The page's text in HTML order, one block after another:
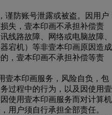
谨防账号泄露或被盗。因用户
失，壹本印画不承担补偿责
线路故障、网络或电脑故障、
宕机）等非壹本印画原因造成
，壹本印画不承担补偿等责
壹本印画服务，风险自负，包
过程中的行为，以及因使用壹
使用壹本印画服务而对计算机
用户须自行承担全部责任。